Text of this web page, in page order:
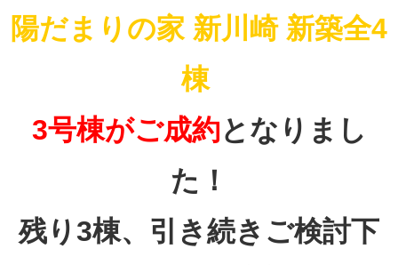
陽だまりの家 新川崎 新築全4
棟
3号棟がご成約となりまし
た！
残り3棟、引き続きご検討下